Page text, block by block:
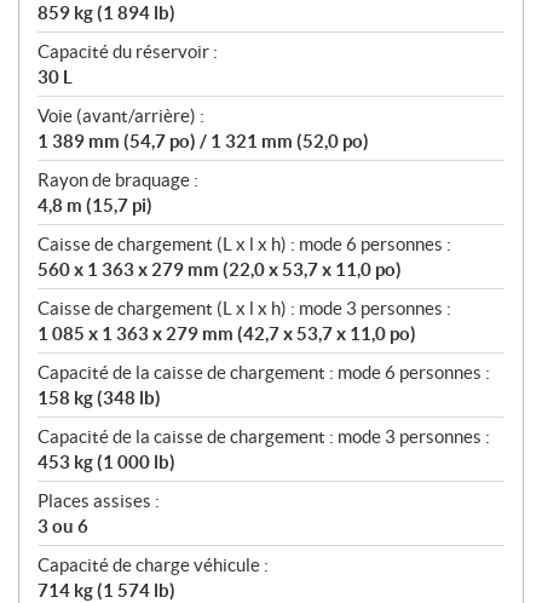
859 kg (1 894 lb)
Capacité du réservoir :
30 L
Voie (avant/arrière) :
1 389 mm (54,7 po) / 1 321 mm (52,0 po)
Rayon de braquage :
4,8 m (15,7 pi)
Caisse de chargement (L x l x h) : mode 6 personnes :
560 x 1 363 x 279 mm (22,0 x 53,7 x 11,0 po)
Caisse de chargement (L x l x h) : mode 3 personnes :
1 085 x 1 363 x 279 mm (42,7 x 53,7 x 11,0 po)
Capacité de la caisse de chargement : mode 6 personnes :
158 kg (348 lb)
Capacité de la caisse de chargement : mode 3 personnes :
453 kg (1 000 lb)
Places assises :
3 ou 6
Capacité de charge véhicule :
714 kg (1 574 lb)